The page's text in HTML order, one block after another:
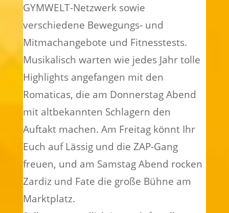
GYMWELT-Netzwerk sowie
verschiedene Bewegungs- und
Mitmachangebote und Fitnesstests.
Musikalisch warten wie jedes Jahr tolle
Highlights angefangen mit den
Romaticas, die am Donnerstag Abend
mit altbekannten Schlagern den
Auftakt machen. Am Freitag könnt Ihr
Euch auf Lässig und die ZAP-Gang
freuen, und am Samstag Abend rocken
Zardiz und Fate die große Bühne am
Marktplatz.